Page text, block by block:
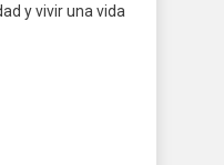
y vivir una vida